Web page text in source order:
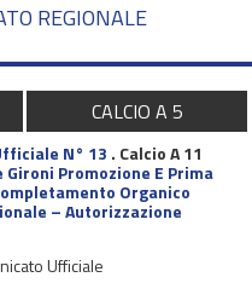
REGIONALE
CALCIO A 5
N° 13 . Calcio A 11
Gironi Promozione E Prima
Organico
– Autorizzazione
Ufficiale